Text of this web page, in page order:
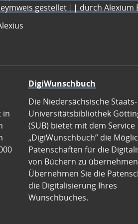
gestellet || durch
in
DigiWunschbuch
Die Niedersächsische
Universitätsbibliothek
(SUB) bietet mit dem Service
„DigiWunschbuch” die
Patenschaften für die
von Büchern zu
Übernehmen Sie die
die Digitalisierung Ihres
Wunschbuches.